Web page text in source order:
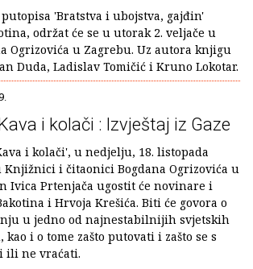
'Bratstva i ubojstva, gajđin'
održat će se u utorak 2. veljače u
Ogrizovića u Zagrebu. Uz autora knjigu
Duda, Ladislav Tomičić i Kruno Lokotar.
i kolači : Izvještaj iz Gaze
i kolači', u nedjelju, 18. listopada
Knjižnici i čitaonici Bogdana Ogrizovića u
Ivica Prtenjača ugostit će novinare i
i Hrvoja Krešića. Biti će govora o
u jedno od najnestabilnijih svjetskih
kao i o tome zašto putovati i zašto se s
ili ne vraćati.